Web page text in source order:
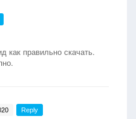
как правильно скачать.
Reply